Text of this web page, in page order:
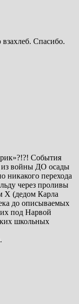
Спасибо.
События
войны ДО осады
никакого перехода
через проливы
Х (дедом Карла
до описываемых
под Нарвой
школьных